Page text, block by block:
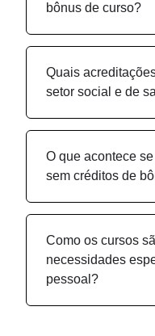
bônus de curso?
Quais
setor social e de
O que acontece
sem créditos de
Como os cursos
necessidades
pessoal?